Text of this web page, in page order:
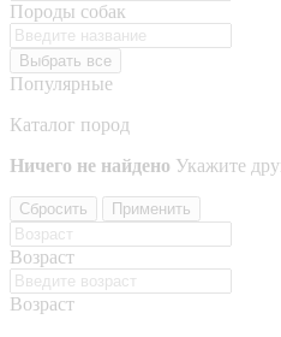
Породы собак
Выбрать все
Популярные
Каталог пород
Ничего не найдено Укажите
Сбросить Применить
Возраст
Возраст